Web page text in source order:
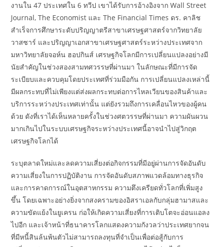
งานใน 47 ประเทศใน 6 ทวีป เขาได้รับการอ้างอิงจาก Wall Street
Journal, The Economist และ The Financial Times ดร. คาลิช
สำเร็จการศึกษาระดับปริญญาตรีสาขาเศรษฐศาสตร์จากวิทยาลัย
วาสซาร์ และปริญญาเอกสาขาเศรษฐศาสตร์ระหว่างประเทศจาก
มหาวิทยาลัยจอห์น ฮอปกินส์ เศรษฐกิจโลกมีการเปลี่ยนแปลงอย่างมี
นัยสำคัญในช่วงสองสามทศวรรษที่ผ่านมา ในลักษณะที่มีการจัด
ระเบียบและควบคุมโดยประเทศที่ร่วมมือกัน การเปลี่ยนแปลงเหล่านี้
มีผลกระทบที่ไม่เพียงแต่ส่งผลกระทบต่อการไหลเวียนของสินค้าและ
บริการระหว่างประเทศเท่านั้น แต่ยังรวมถึงการเคลื่อนไหวของผู้คน
ด้วย ดังที่เราได้เห็นหลายครั้งในช่วงศตวรรษที่ผ่านมา ความผันผวน
มากเกินไปในระบบเศรษฐกิจระหว่างประเทศนี้อาจนำไปสู่วิกฤต
เศรษฐกิจโลกได้
ระบุตลาดใหม่และลดความเสี่ยงต่อกิจกรรมที่มีอยู่ผ่านการจัดอันดับ
ความเสี่ยงในการปฏิบัติงาน การจัดอันดับสภาพแวดล้อมทางธุรกิจ
และการคาดการณ์ในอุตสาหกรรม ความตึงเครียดทั่วโลกที่เพิ่มสูง
ขึ้น โดยเฉพาะอย่างยิ่งจากสงครามของอิสราเอลกับกลุ่มฮามาสและ
ความขัดแย้งในยูเครน ก่อให้เกิดความเสี่ยงที่การเติบโตจะอ่อนแอลง
ไปอีก และเจ้าหน้าที่ธนาคารโลกแสดงความกังวลว่าประเทศยากจน
ที่มีหนี้สินล้นพ้นตัวไม่สามารถลงทุนที่จำเป็นเพื่อต่อสู้กับการ